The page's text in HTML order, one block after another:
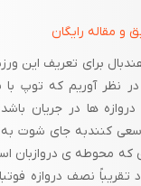
و مقاله رایگان
برای تعریف این
در نظر آوریم که توپ
ها در جریان باشد
کنندبه جای شوت
ی 6 متری که محوطه ی
تقریباً نصف دروازه